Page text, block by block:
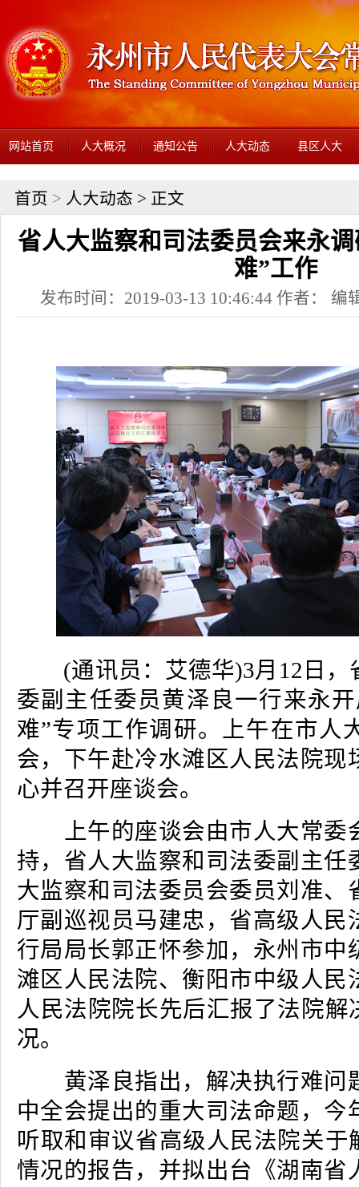
网站首页 人大概况 通知公告 人大动态 县区人大
首页 > 人大动态 > 正文
省人大监察和司法委员会来永
难”工作
发布时间：2019-03-13 10:46:44 作者： 编
(通讯员：艾德华)3月12日，
委副主任委员黄泽良一行来永
难”专项工作调研。上午在市人
会，下午赴冷水滩区人民法院现
心并召开座谈会。
上午的座谈会由市人大常委
持，省人大监察和司法委副主任
大监察和司法委员会委员刘准、
厅副巡视员马建忠，省高级人民
行局局长郭正怀参加，永州市中
滩区人民法院、衡阳市中级人民
人民法院院长先后汇报了法院解
况。
黄泽良指出，解决执行难问
中全会提出的重大司法命题，今
听取和审议省高级人民法院关于
情况的报告，并拟出台《湖南省